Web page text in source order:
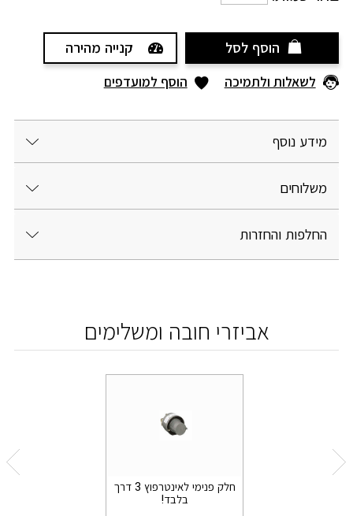
הוסף לסל קנייה מהירה
לשאלות ולתמיכה הוסף למועדפים
מידע נוסף
משלוחים
החלפות והחזרות
אביזרי חובה ומשלימים
חלק פנימי לאינטרפוץ 3 דרך
בלבד!